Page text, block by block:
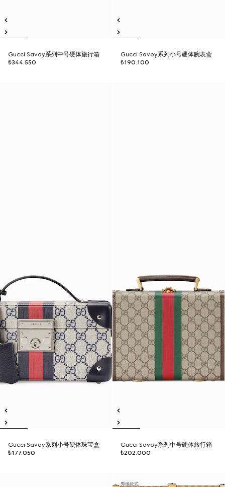
Gucci Savoy系列中号硬体旅行箱
₺344.550
Gucci Savoy系列小号硬体腕表盒
₺190.100
Gucci Savoy系列小号硬体珠宝盒
₺177.050
Gucci Savoy系列中号硬体旅行箱
₺202.000
秀场款式